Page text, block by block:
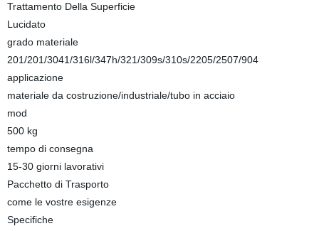
Trattamento Della Superficie
Lucidato
grado materiale
201/201/3041/316l/347h/321/309s/310s/2205/2507/904
applicazione
materiale da costruzione/industriale/tubo in acciaio
mod
500 kg
tempo di consegna
15-30 giorni lavorativi
Pacchetto di Trasporto
come le vostre esigenze
Specifiche